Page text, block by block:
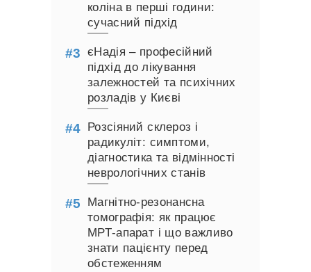
коліна в перші години:
сучасний підхід
єНадія – професійний
підхід до лікування
залежностей та психічних
розладів у Києві
Розсіяний склероз і
радикуліт: симптоми,
діагностика та відмінності
неврологічних станів
Магнітно-резонансна
томографія: як працює
МРТ-апарат і що важливо
знати пацієнту перед
обстеженням